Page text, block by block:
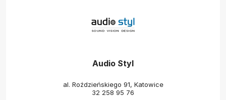
Audio Styl
al. Roździeńskiego 91, Katowice
32 258 95 76